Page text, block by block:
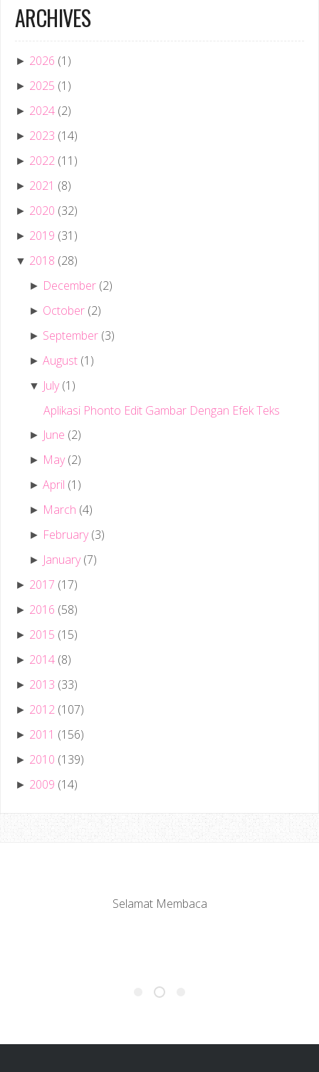
ARCHIVES
► 2026 (1)
► 2025 (1)
► 2024 (2)
► 2023 (14)
► 2022 (11)
► 2021 (8)
► 2020 (32)
► 2019 (31)
▼ 2018 (28)
► December (2)
► October (2)
► September (3)
►August (1)
▼ July (1)
Aplikasi Phonto Edit Gambar Dengan Efek Teks
► June (2)
► May (2)
►April (1)
► March (4)
► February (3)
► January (7)
► 2017 (17)
► 2016 (58)
► 2015 (15)
► 2014 (8)
► 2013 (33)
► 2012 (107)
► 2011 (156)
► 2010 (139)
► 2009 (14)
Selamat Membaca